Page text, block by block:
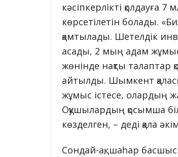
кәсіпкерлікті қолдауға
көрсетілетін болады.
қамтылады. Шетелдік
асады, 2 мың адам
жөнінде нақты талаптар
айтылды. Шымкент
жұмыс істесе, олардың
Оқушылардың қосымша
көзделген, – деді қала
Сондай-ақ, шаһар